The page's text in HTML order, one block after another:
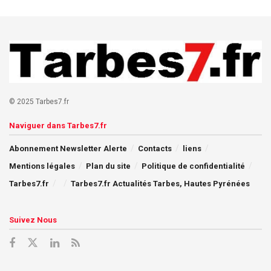
© 2025 Tarbes7.fr
Naviguer dans Tarbes7.fr
Abonnement Newsletter Alerte Contacts
liens
Mentions légales
Plan du site
Politique de confidentialité
Tarbes7.fr
Tarbes7.fr Actualités Tarbes, Hautes Pyrénées
Suivez Nous